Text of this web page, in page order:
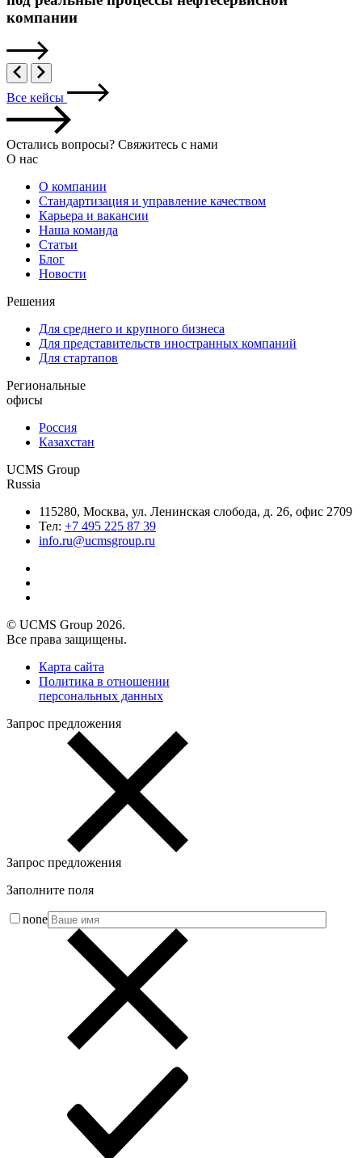
компании
Все кейсы
Остались вопросы? Свяжитесь с нами
О нас
О компании
Стандартизация и управление качеством
Карьера и вакансии
Наша команда
Статьи
Блог
Новости
Решения
Для среднего и крупного бизнеса
Для представительств иностранных компаний
Для стартапов
Региональные
офисы
Россия
Казахстан
UCMS Group
Russia
115280, Москва, ул. Ленинская слобода, д. 26, офис 2709
Тел: +7 495 225 87 39
info.ru@ucmsgroup.ru
© UCMS Group 2026.
Все права защищены.
Карта сайта
Политика в отношении
персональных данных
Запрос предложения
Запрос предложения
Заполните поля
none